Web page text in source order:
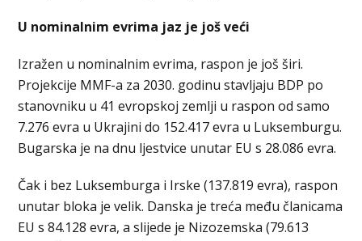
U nominalnim evrima jaz je još veći
Izražen u nominalnim evrima, raspon je još širi.
Projekcije MMF-a za 2030. godinu stavljaju BDP po
stanovniku u 41 evropskoj zemlji u raspon od samo
7.276 evra u Ukrajini do 152.417 evra u Luksemburgu.
Bugarska je na dnu ljestvice unutar EU s 28.086 evra.
Čak i bez Luksemburga i Irske (137.819 evra), raspon
unutar bloka je velik. Danska je treća među članicama
EU s 84.128 evra, a slijede je Nizozemska (79.613